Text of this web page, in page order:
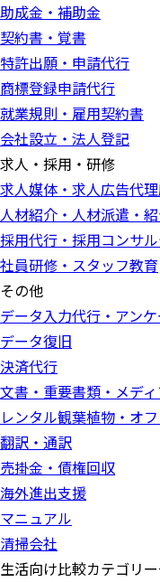
助成金・補助金
契約書・覚書
特許出願・申請代行
商標登録申請代行
就業規則・雇用契約書
会社設立・法人登記
求人・採用・研修
求人媒体・求人広告代
人材紹介・人材派遣・
採用代行・採用コンサ
社員研修・スタッフ教育
その他
データ入力代行・アン
データ復旧
決済代行
文書・重要書類・メデ
レンタル観葉植物・オ
翻訳・通訳
売掛金・債権回収
海外進出支援
マニュアル
清掃会社
生活向け比較カテゴリ